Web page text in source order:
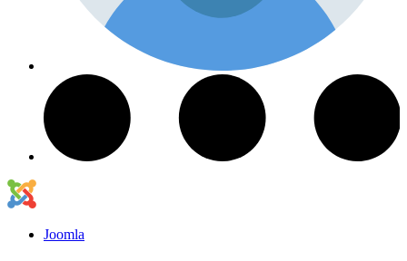
Joomla